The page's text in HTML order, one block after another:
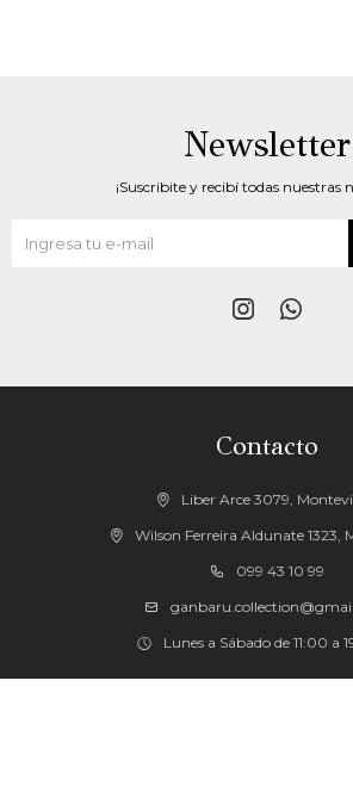
Contacto
Liber Arce 3079,
Wilson Ferreira Aldunate 1323,
099 43 10 99
Lunes a Sábado de 11:00 a
Newsletter
¡Suscribite y recibí todas nuestras
 